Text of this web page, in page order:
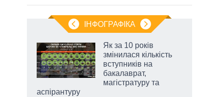
ІНФОГРАФІКА
Як за 10 років
змінилася кількість
вступників на
бакалаврат,
магістратуру та
аспірантуру